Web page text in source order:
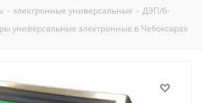
- электронные универсальные - ДЭП/6-
универсальные электронные в Чебоксарах